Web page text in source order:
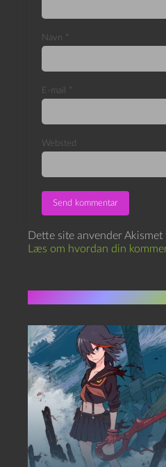
Navn *
E-mail *
Websted
Dette site anvender
Læs om hvordan din